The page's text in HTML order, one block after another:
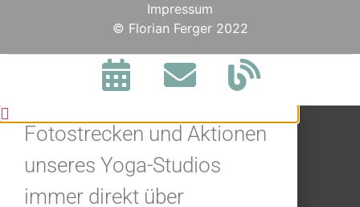
Impressum
© Florian Ferger 2022
BLEIBE IN
VERBINDUNG.
Fotostrecken und Aktionen
unseres Yoga-Studios
immer direkt über